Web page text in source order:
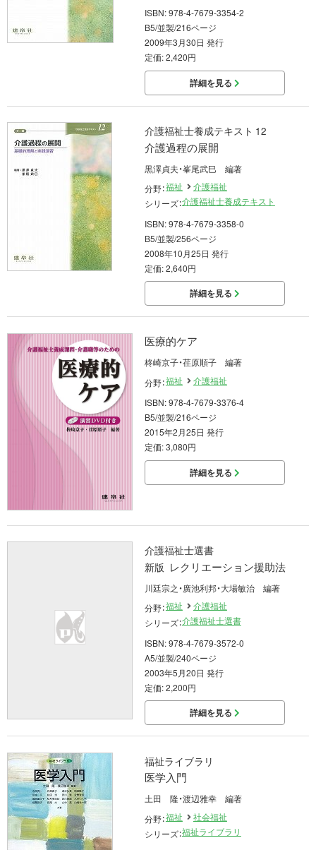
ISBN: 978-4-7679-3354-2
B5/並製/216ページ
2009年3月30日 発行
定価: 2,420円
詳細を見る
介護福祉士養成テキスト 12
介護過程の展開
黒澤貞夫・峯尾武巳 編著
分野：福祉
介護福祉
シリーズ：介護福祉士養成テキスト
ISBN: 978-4-7679-3358-0
B5/並製/256ページ
2008年10月25日 発行
定価: 2,640円
詳細を見る
医療的ケア
柊崎京子・荏原順子 編著
分野：福祉
介護福祉
ISBN: 978-4-7679-3376-4
B5/並製/216ページ
2015年2月25日 発行
定価: 3,080円
詳細を見る
介護福祉士選書
新版 レクリエーション援助法
川廷宗之・廣池利邦・大場敏治 編著
分野：福祉
介護福祉
シリーズ：介護福祉士選書
ISBN: 978-4-7679-3572-0
A5/並製/240ページ
2003年5月20日 発行
定価: 2,200円
詳細を見る
福祉ライブラリ
医学入門
土田 隆・渡辺雅幸 編著
分野：福祉
社会福祉
シリーズ：福祉ライブラリ